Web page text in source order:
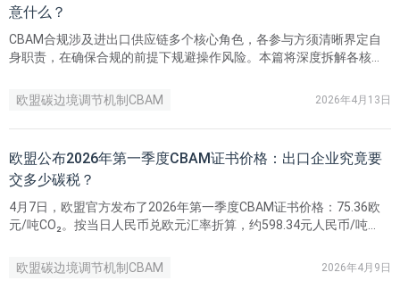
意什么？
CBAM合规涉及进出口供应链多个核心角色，各参与方须清晰界定自
身职责，在确保合规的前提下规避操作风险。本篇将深度拆解各核心
环节最易疏漏？申报过程中存在哪些潜在隐患？如何实现提前识别、
提前规避？
欧盟碳边境调节机制CBAM 2026年4月13日
欧盟公布2026年第一季度CBAM证书价格：出口企业究竟要
交多少碳税？
4月7日，欧盟官方发布了2026年第一季度CBAM证书价格：75.36欧
元/吨CO₂。按当日人民币兑欧元汇率折算，约598.34元人民币/吨
铝、水泥、化肥等所有对欧出口高耗能产品，成为企业必须面对的刚
性合规成本。
欧盟碳边境调节机制CBAM 2026年4月9日